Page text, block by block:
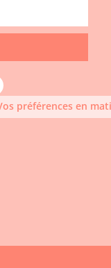
préférences en